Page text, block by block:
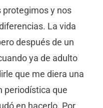
protegimos y nos
La vida
después de un
ya de adulto
que me diera una
periodística que
en hacerlo. Por